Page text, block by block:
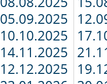
05.09.2025
10.10.2025
14.11.2025
12.12.2025